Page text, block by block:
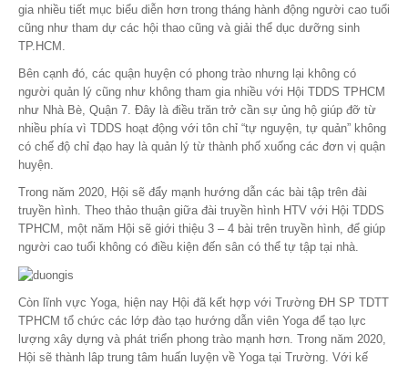
gia nhiều tiết mục biểu diễn hơn trong tháng hành động người cao tuổi
cũng như tham dự các hội thao cũng và giải thể dục dưỡng sinh
TP.HCM.
Bên cạnh đó, các quận huyện có phong trào nhưng lại không có
người quản lý cũng như không tham gia nhiều với Hội TDDS TPHCM
như Nhà Bè, Quận 7. Đây là điều trăn trở cần sự ủng hộ giúp đỡ từ
nhiều phía vì TDDS hoạt động với tôn chỉ “tự nguyện, tự quản” không
có chế độ chỉ đạo hay là quản lý từ thành phố xuống các đơn vị quận
huyện.
Trong năm 2020, Hội sẽ đẩy mạnh hướng dẫn các bài tập trên đài
truyền hình. Theo thảo thuận giữa đài truyền hình HTV với Hội TDDS
TPHCM, một năm Hội sẽ giới thiệu 3 – 4 bài trên truyền hình, để giúp
người cao tuổi không có điều kiện đến sân có thể tự tập tại nhà.
Còn lĩnh vực Yoga, hiện nay Hội đã kết hợp với Trường ĐH SP TDTT
TPHCM tổ chức các lớp đào tạo hướng dẫn viên Yoga để tạo lực
lượng xây dựng và phát triển phong trào mạnh hơn. Trong năm 2020,
Hội sẽ thành lâp trung tâm huấn luyện về Yoga tại Trường. Với kế